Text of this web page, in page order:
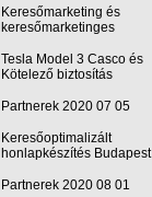
Keresőmarketing és
keresőmarketinges
Tesla Model 3 Casco és
Kötelező biztosítás
Partnerek 2020 07 05
Keresőoptimalizált
honlapkészítés Budapest
Partnerek 2020 08 01